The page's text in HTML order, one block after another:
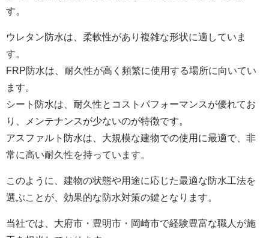
す。
ウレタン防水は、柔軟性があり複雑な形状に適していま
す。
FRP防水は、耐久性が高く頻繁に使用する場所に向いてい
ます。
シート防水は、耐久性とコストパフォーマンスが優れてお
り、メンテナンスが少ないのが特徴です。
アスファルト防水は、大規模な建物での使用に最適で、非
常に高い耐久性を持っています。
このように、建物の状態や用途に応じた最適な防水工法を
選ぶことが、効果的な防水対策の鍵となります。
当社では、大府市・豊明市・岡崎市で経験豊富な職人が施